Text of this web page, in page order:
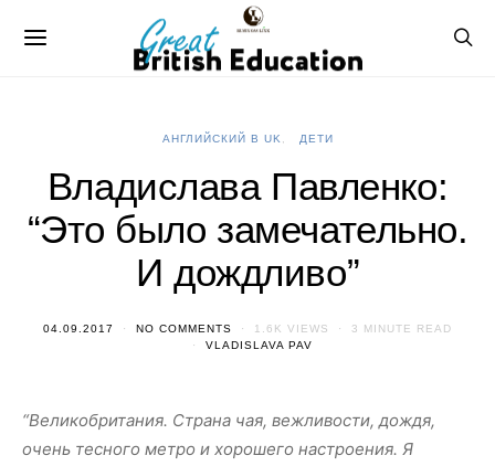
АНГЛИЙСКИЙ В UK ДЕТИ
Владислава Павленко:
“Это было замечательно.
И дождливо”
04.09.2017 NO COMMENTS 1.6K VIEWS
3 MINUTE READ
VLADISLAVA PAV
“Великобритания. Страна чая, вежливости, дождя,
очень тесного метро и хорошего настроения. Я